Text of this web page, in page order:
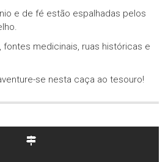
e de fé estão espalhadas pelos
fontes medicinais, ruas históricas e
se nesta caça ao tesouro!